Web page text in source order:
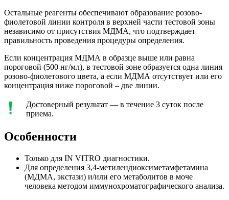
Остальные реагенты обеспечивают образование розово-
фиолетовой линии контроля в верхней части тестовой зоны
независимо от присутствия МДМА, что подтверждает
правильность проведения процедуры определения.
Если концентрация МДМА в образце выше или равна
пороговой (500 нг/мл), в тестовой зоне образуется одна линия
розово-фиолетового цвета, а если МДМА отсутствует или его
концентрация ниже пороговой – две линии.
Достоверный результат — в течение 3 суток после
приема.
Особенности
Только для IN VITRO диагностики.
Для определения 3,4-метилендиоксиметамфетамина
(МДМА, экстази) и/или его метаболитов в моче
человека методом иммунохроматографического анализа.